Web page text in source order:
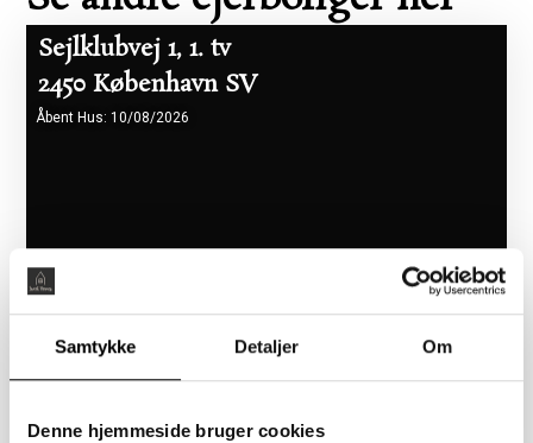
Samtykke Detaljer Om
Denne hjemmeside bruger cookies
Åbent Hus: 10/08/2026
Sejlklubvej 1, 1. tv
2450 København SV